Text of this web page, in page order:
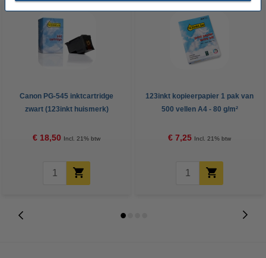
Canon PG-545 inktcartridge
zwart (123inkt huismerk)
€ 18,50 Incl. 21% btw
123inkt kopieerpapier 1 pak van
500 vellen A4 - 80 g/m²
€ 7,25 Incl. 21% btw